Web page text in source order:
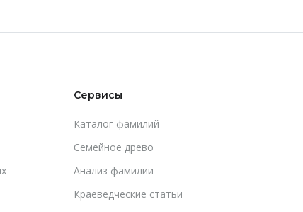
Сервисы
Каталог фамилий
Cемейное древо
Анализ фамилии
Краеведческие статьи